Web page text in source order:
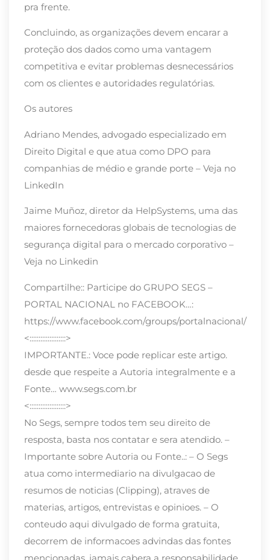
pra frente.
Concluindo, as organizações devem encarar a
proteção dos dados como uma vantagem
competitiva e evitar problemas desnecessários
com os clientes e autoridades regulatórias.
Os autores
Adriano Mendes, advogado especializado em
Direito Digital e que atua como DPO para
companhias de médio e grande porte – Veja no
LinkedIn
Jaime Muñoz, diretor da HelpSystems, uma das
maiores fornecedoras globais de tecnologias de
segurança digital para o mercado corporativo –
Veja no Linkedin
Compartilhe:: Participe do GRUPO SEGS –
PORTAL NACIONAL no FACEBOOK…:
https://www.facebook.com/groups/portalnacional/
<::::::::::::::::::::>
IMPORTANTE.: Voce pode replicar este artigo.
desde que respeite a Autoria integralmente e a
Fonte… www.segs.com.br
<::::::::::::::::::::>
No Segs, sempre todos tem seu direito de
resposta, basta nos contatar e sera atendido. –
Importante sobre Autoria ou Fonte..: – O Segs
atua como intermediario na divulgacao de
resumos de noticias (Clipping), atraves de
materias, artigos, entrevistas e opinioes. – O
conteudo aqui divulgado de forma gratuita,
decorrem de informacoes advindas das fontes
mencionadas, jamais cabera a responsabilidade